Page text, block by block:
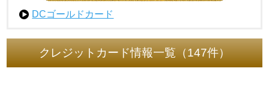
DCゴールドカード
クレジットカード情報一覧（147件）